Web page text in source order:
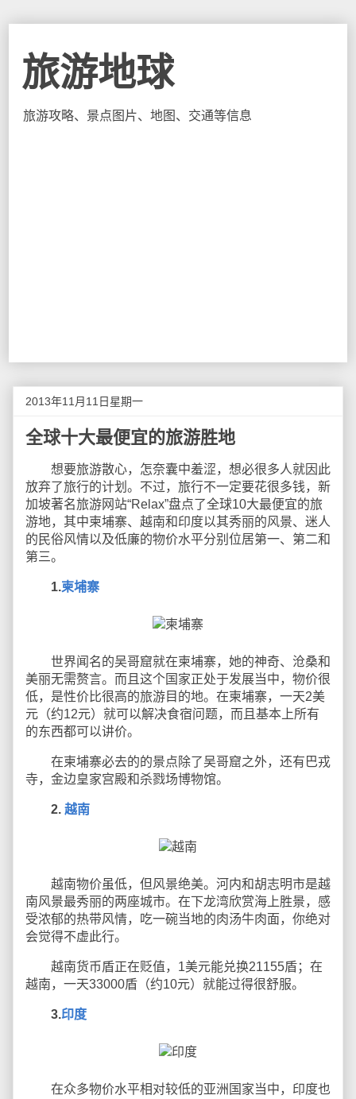
旅游地球
旅游攻略、景点图片、地图、交通等信息
2013年11月11日星期一
全球十大最便宜的旅游胜地
想要旅游散心，怎奈囊中羞涩，想必很多人就因此
放弃了旅行的计划。不过，旅行不一定要花很多钱，新
加坡著名旅游网站“Relax”盘点了全球10大最便宜的旅
游地，其中柬埔寨、越南和印度以其秀丽的风景、迷人
的民俗风情以及低廉的物价水平分别位居第一、第二和
第三。
1.柬埔寨
世界闻名的吴哥窟就在柬埔寨，她的神奇、沧桑和
美丽无需赘言。而且这个国家正处于发展当中，物价很
低，是性价比很高的旅游目的地。在柬埔寨，一天2美
元（约12元）就可以解决食宿问题，而且基本上所有
的东西都可以讲价。
在柬埔寨必去的的景点除了吴哥窟之外，还有巴戎
寺，金边皇家宫殿和杀戮场博物馆。
2. 越南
越南物价虽低，但风景绝美。河内和胡志明市是越
南风景最秀丽的两座城市。在下龙湾欣赏海上胜景，感
受浓郁的热带风情，吃一碗当地的肉汤牛肉面，你绝对
会觉得不虚此行。
越南货币盾正在贬值，1美元能兑换21155盾；在
越南，一天33000盾（约10元）就能过得很舒服。
3.印度
在众多物价水平相对较低的亚洲国家当中，印度也